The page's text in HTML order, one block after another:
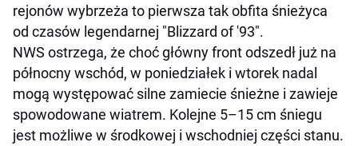
rejonów wybrzeża to pierwsza tak obfita śnieżyca
od czasów legendarnej "Blizzard of '93".
NWS ostrzega, że choć główny front odszedł już na
północny wschód, w poniedziałek i wtorek nadal
mogą występować silne zamiecie śnieżne i zawieje
spowodowane wiatrem. Kolejne 5–15 cm śniegu
jest możliwe w środkowej i wschodniej części stanu.